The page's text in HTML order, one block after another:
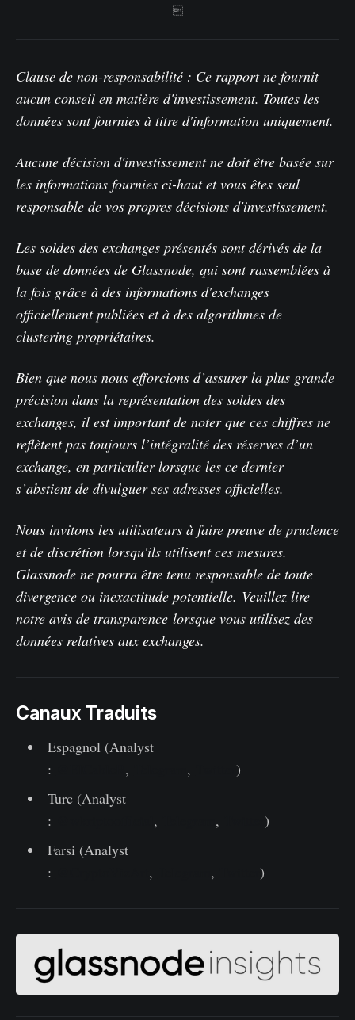

Clause de non-responsabilité : Ce rapport ne fournit
aucun conseil en matière d'investissement. Toutes les
données sont fournies à titre d'information uniquement.
Aucune décision d'investissement ne doit être basée sur
les informations fournies ci-haut et vous êtes seul
responsable de vos propres décisions d'investissement.
Les soldes des exchanges présentés sont dérivés de la
base de données de Glassnode, qui sont rassemblées à
la fois grâce à des informations d'exchanges
officiellement publiées et à des algorithmes de
clustering propriétaires.
Bien que nous nous efforcions d’assurer la plus grande
précision dans la représentation des soldes des
exchanges, il est important de noter que ces chiffres ne
reflètent pas toujours l’intégralité des réserves d’un
exchange, en particulier lorsque les ce dernier
s’abstient de divulguer ses adresses officielles.
Nous invitons les utilisateurs à faire preuve de prudence
et de discrétion lorsqu'ils utilisent ces mesures.
Glassnode ne pourra être tenu responsable de toute
divergence ou inexactitude potentielle. Veuillez lire
notre avis de transparence lorsque vous utilisez des
données relatives aux exchanges.
Canaux Traduits
Espagnol (Analyst
:
, ,
)
Turc (Analyst
:
, ,
)
Farsi (Analyst
:
, , )